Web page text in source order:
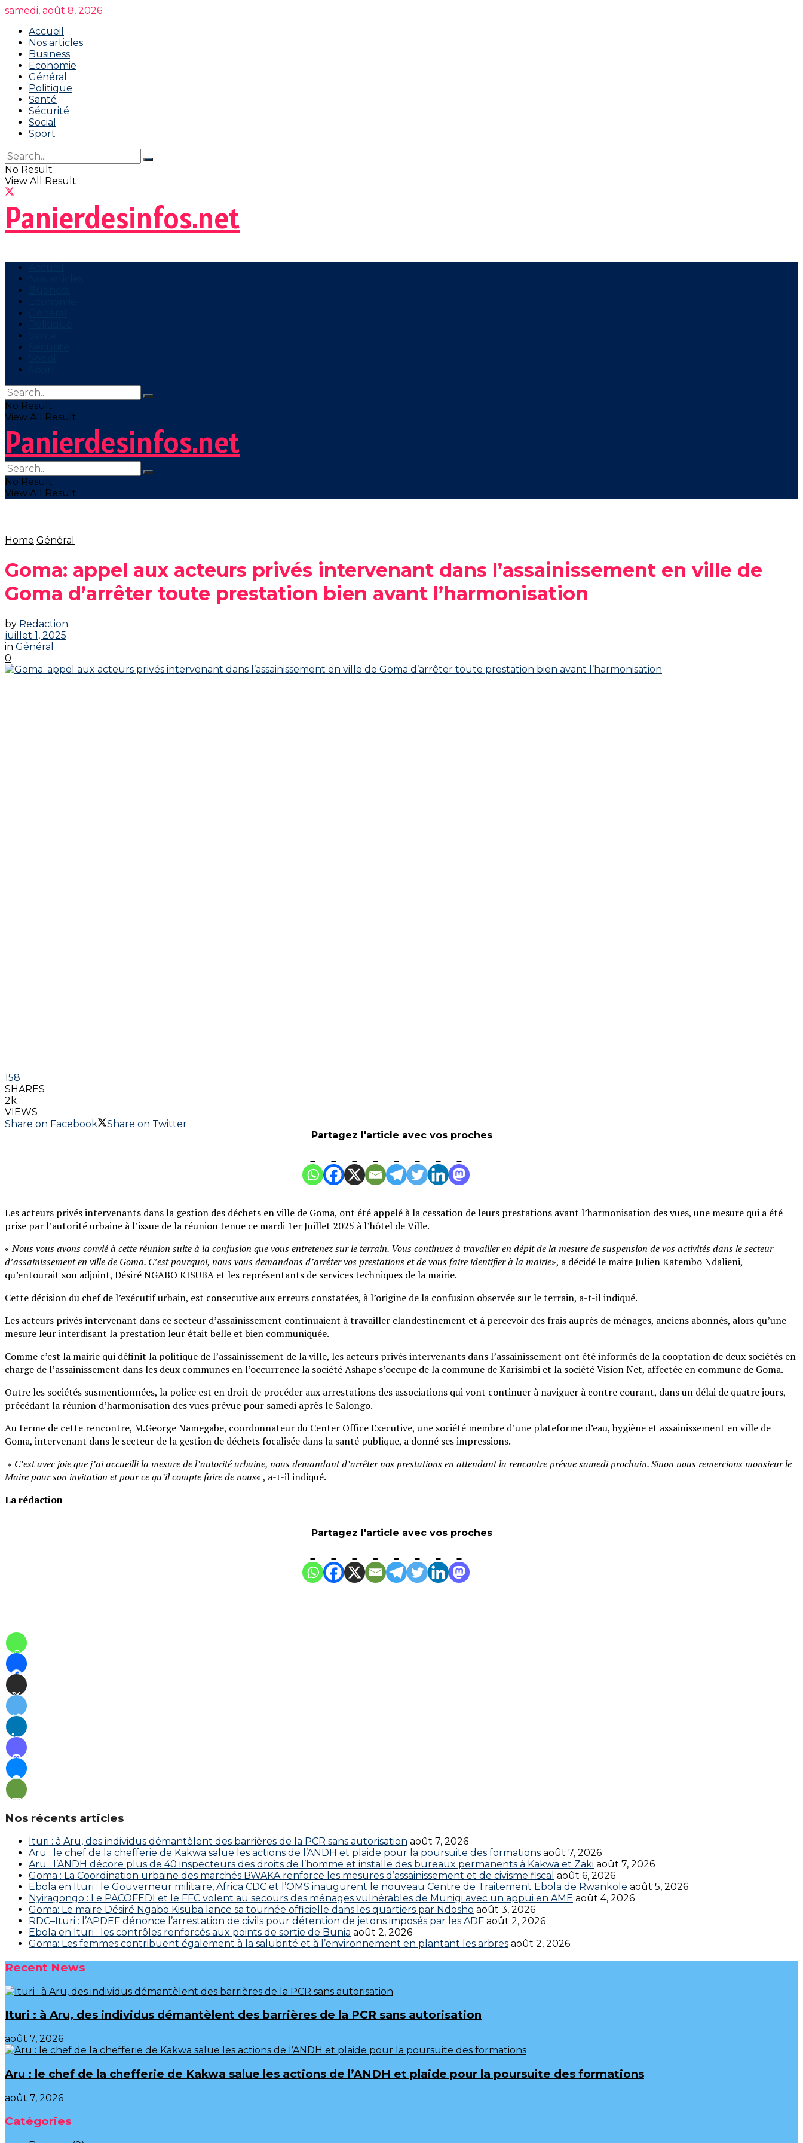
samedi, août 8, 2026
Accueil
Nos articles
Business
Economie
Général
Politique
Santé
Sécurité
Social
Sport
No Result
View All Result
Panierdesinfos.net
No Result
View All Result
Panierdesinfos.net
No Result
View All Result
Home Général
Goma: appel aux acteurs privés intervenant dans l’assainissement en ville de
Goma d’arrêter toute prestation bien avant l’harmonisation
by Redaction
juillet 1, 2025
in Général
0
158
SHARES
2k
VIEWS
Share on Facebook
Share on Twitter
Partagez l'article avec vos proches
Les acteurs privés intervenants dans la gestion des déchets en ville de Goma, ont été appelé à la cessation de leurs prestations avant l’harmonisation des vues, une mesure qui a été
prise par l’autorité urbaine à l’issue de la réunion tenue ce mardi 1er Juillet 2025 à l’hôtel de Ville.
«Nous vous avons convié à cette réunion suite à la confusion que vous entretenez sur le terrain. Vous continuez à travailler en dépit de la mesure de suspension de vos activités dans le secteur
d’assainissement en ville de Goma. C’est pourquoi, nous vous demandons d’arrêter vos prestations et de vous faire identifier à la mairie», a décidé le maire Julien Katembo Ndalieni,
qu’entourait son adjoint, Désiré NGABO KISUBA et les représentants de services techniques de la mairie.
Cette décision du chef de l’exécutif urbain, est consecutive aux erreurs constatées, à l’origine de la confusion observée sur le terrain, a-t-il indiqué.
Les acteurs privés intervenant dans ce secteur d’assainissement continuaient à travailler clandestinement et à percevoir des frais auprès de ménages, anciens abonnés, alors qu’une
mesure leur interdisant la prestation leur était belle et bien communiquée.
Comme c’est la mairie qui définit la politique de l’assainissement de la ville, les acteurs privés intervenants dans l’assainissement ont été informés de la cooptation de deux sociétés en
charge de l’assainissement dans les deux communes en l’occurrence la société Ashape s’occupe de la commune de Karisimbi et la société Vision Net, affectée en commune de Goma.
Outre les sociétés susmentionnées, la police est en droit de procéder aux arrestations des associations qui vont continuer à naviguer à contre courant, dans un délai de quatre jours,
précédant la réunion d’harmonisation des vues prévue pour samedi après le Salongo.
Au terme de cette rencontre, M.George Namegabe, coordonnateur du Center Office Executive, une société membre d’une plateforme d’eau, hygiène et assainissement en ville de
Goma, intervenant dans le secteur de la gestion de déchets focalisée dans la santé publique, a donné ses impressions.
» C’est avec joie que j’ai accueilli la mesure de l’autorité urbaine, nous demandant d’arrêter nos prestations en attendant la rencontre prévue samedi prochain. Sinon nous remercions monsieur le
Maire pour son invitation et pour ce qu’il compte faire de nous« , a-t-il indiqué.
La rédaction
Partagez l'article avec vos proches
Nos récents articles
Ituri : à Aru, des individus démantèlent des barrières de la PCR sans autorisation août 7, 2026
Aru : le chef de la chefferie de Kakwa salue les actions de l’ANDH et plaide pour la poursuite des formations août 7, 2026
Aru : l’ANDH décore plus de 40 inspecteurs des droits de l’homme et installe des bureaux permanents à Kakwa et Zaki août 7, 2026
Goma : La Coordination urbaine des marchés BWAKA renforce les mesures d’assainissement et de civisme fiscal août 6, 2026
Ebola en Ituri : le Gouverneur militaire, Africa CDC et l’OMS inaugurent le nouveau Centre de Traitement Ebola de Rwankole août 5, 2026
‎Nyiragongo : Le PACOFEDI et le FFC volent au secours des ménages vulnérables de Munigi avec un appui en AME‎‎ août 4, 2026
Goma: Le maire Désiré Ngabo Kisuba lance sa tournée officielle dans les quartiers par Ndosho août 3, 2026
RDC–Ituri : l’APDEF dénonce l’arrestation de civils pour détention de jetons imposés par les ADF août 2, 2026
Ebola en Ituri : les contrôles renforcés aux points de sortie de Bunia août 2, 2026
Goma: Les femmes contribuent également à la salubrité et à l’environnement en plantant les arbres août 2, 2026
Recent News
Ituri : à Aru, des individus démantèlent des barrières de la PCR sans autorisation
août 7, 2026
Aru : le chef de la chefferie de Kakwa salue les actions de l’ANDH et plaide pour la poursuite des formations
août 7, 2026
Catégories